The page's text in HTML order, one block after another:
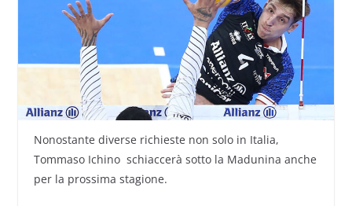
Nonostante diverse richieste non solo in Italia,
Tommaso Ichino schiaccerà sotto la Madunina anche
per la prossima stagione.